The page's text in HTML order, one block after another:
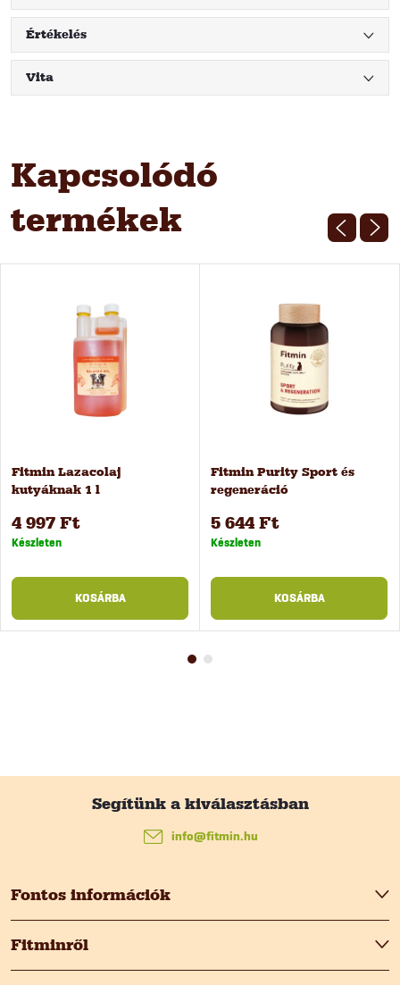
Értékelés
Vita
Kapcsolódó
termékek
Fitmin Lazacolaj
kutyáknak 1 l
4 997 Ft
Készleten
KOSÁRBA
Fitmin Purity Sport és
regeneráció
kutyáknak, 240 g
5 644 Ft
Készleten
KOSÁRBA
b
é
Fontos információk
Fitminről
info@fitmin.hu